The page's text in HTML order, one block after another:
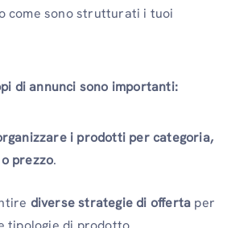
come sono strutturati i tuoi
di annunci sono importanti:
i prodotti per categoria,
prezzo.
diverse strategie di offerta per